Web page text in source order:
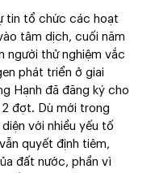
tin tổ chức các hoạt
tâm dịch, cuối năm
người thử nghiệm vắc
phát triển ở giai
Hạnh đã đăng ký cho
đợt. Dù mới trong
với nhiều yếu tố
quyết định tiêm,
đất nước, phần vì